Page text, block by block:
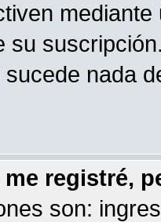
su
nada
registré,
son: